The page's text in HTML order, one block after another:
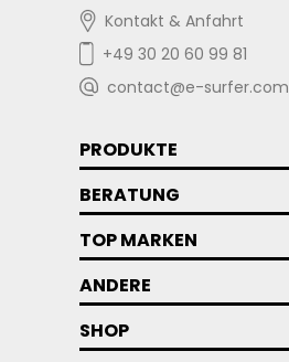
Kontakt & Anfahrt
+49 30 20 60 99 81
contact@e-surfer.com
PRODUKTE
BERATUNG
TOP MARKEN
ANDERE
SHOP